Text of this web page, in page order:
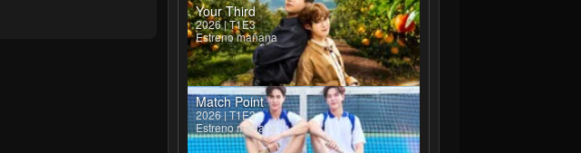
Your Third
2026 | T1E3
Estreno mañana
Match Point
2026 | T1E3
Estreno mañana